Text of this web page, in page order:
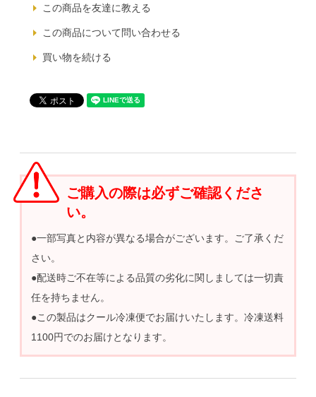
この商品を友達に教える
この商品について問い合わせる
買い物を続ける
ご購入の際は必ずご確認くださ
い。
●一部写真と内容が異なる場合がございます。ご了承くだ
さい。
●配送時ご不在等による品質の劣化に関しましては一切責
任を持ちません。
●この製品はクール冷凍便でお届けいたします。冷凍送料
1100円でのお届けとなります。